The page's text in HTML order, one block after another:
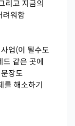
리고 지금의
려워함
업(이 될수도
같은 곳에
장도
해소하기